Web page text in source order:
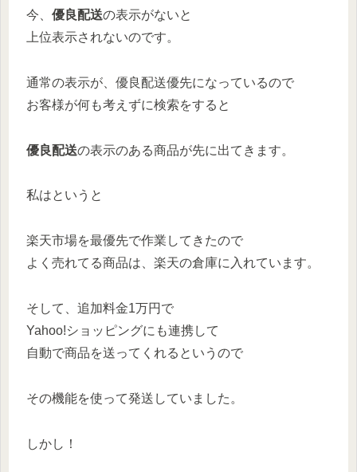
今、 優良配送の表示がないと
上位表示されないのです。
通常の表示が、優良配送優先になっているので
お客様が何も考えずに検索をすると
優良配送の表示のある商品が先に出てきます。
私はというと
楽天市場を最優先で作業してきたので
よく売れてる商品は、楽天の倉庫に入れています。
そして、追加料金1万円で
Yahoo!ショッピングにも連携して
自動で商品を送ってくれるというので
その機能を使って発送していました。
しかし！